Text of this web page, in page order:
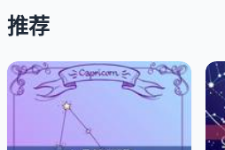
［恩］
五行属土的字，恩慈、恩情、情
意指仁爱，博爱，包容，博大之
推荐